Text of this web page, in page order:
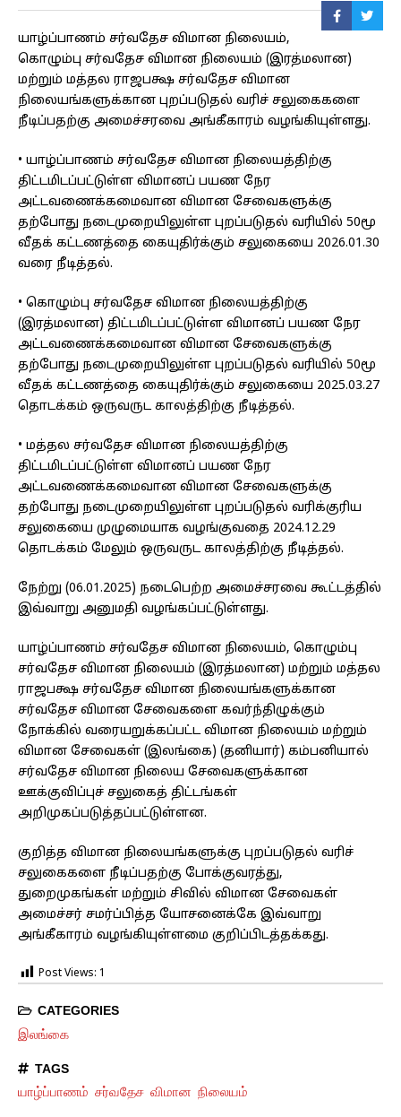
யாழ்ப்பாணம் சர்வதேச விமான நிலையம்,
கொழும்பு சர்வதேச விமான நிலையம் (இரத்மலான)
மற்றும் மத்தல ராஜபக்ஷ சர்வதேச விமான
நிலையங்களுக்கான புறப்படுதல் வரிச் சலுகைகளை
நீடிப்பதற்கு அமைச்சரவை அங்கீகாரம் வழங்கியுள்ளது.
• யாழ்ப்பாணம் சர்வதேச விமான நிலையத்திற்கு
திட்டமிடப்பட்டுள்ள விமானப் பயண நேர
அட்டவணைக்கமைவான விமான சேவைகளுக்கு
தற்போது நடைமுறையிலுள்ள புறப்படுதல் வரியில் 50மூ
வீதக் கட்டணத்தை கையுதிர்க்கும் சலுகையை 2026.01.30
வரை நீடித்தல்.
• கொழும்பு சர்வதேச விமான நிலையத்திற்கு
(இரத்மலான) திட்டமிடப்பட்டுள்ள விமானப் பயண நேர
அட்டவணைக்கமைவான விமான சேவைகளுக்கு
தற்போது நடைமுறையிலுள்ள புறப்படுதல் வரியில் 50மூ
வீதக் கட்டணத்தை கையுதிர்க்கும் சலுகையை 2025.03.27
தொடக்கம் ஒருவருட காலத்திற்கு நீடித்தல்.
• மத்தல சர்வதேச விமான நிலையத்திற்கு
திட்டமிடப்பட்டுள்ள விமானப் பயண நேர
அட்டவணைக்கமைவான விமான சேவைகளுக்கு
தற்போது நடைமுறையிலுள்ள புறப்படுதல் வரிக்குரிய
சலுகையை முழுமையாக வழங்குவதை 2024.12.29
தொடக்கம் மேலும் ஒருவருட காலத்திற்கு நீடித்தல்.
நேற்று (06.01.2025) நடைபெற்ற அமைச்சரவை கூட்டத்தில்
இவ்வாறு அனுமதி வழங்கப்பட்டுள்ளது.
யாழ்ப்பாணம் சர்வதேச விமான நிலையம், கொழும்பு
சர்வதேச விமான நிலையம் (இரத்மலான) மற்றும் மத்தல
ராஜபக்ஷ சர்வதேச விமான நிலையங்களுக்கான
சர்வதேச விமான சேவைகளை கவர்ந்திழுக்கும்
நோக்கில் வரையறுக்கப்பட்ட விமான நிலையம் மற்றும்
விமான சேவைகள் (இலங்கை) (தனியார்) கம்பனியால்
சர்வதேச விமான நிலைய சேவைகளுக்கான
ஊக்குவிப்புச் சலுகைத் திட்டங்கள்
அறிமுகப்படுத்தப்பட்டுள்ளன.
குறித்த விமான நிலையங்களுக்கு புறப்படுதல் வரிச்
சலுகைகளை நீடிப்பதற்கு போக்குவரத்து,
துறைமுகங்கள் மற்றும் சிவில் விமான சேவைகள்
அமைச்சர் சமர்ப்பித்த யோசனைக்கே இவ்வாறு
அங்கீகாரம் வழங்கியுள்ளமை குறிப்பிடத்தக்கது.
Post Views: 1
CATEGORIES
இலங்கை
TAGS
யாழ்ப்பாணம் சர்வதேச விமான நிலையம்